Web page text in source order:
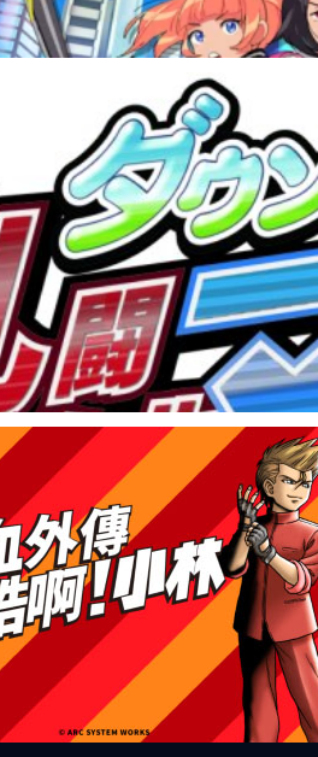
เปิดตัว Downtown
ภาคใหม่จากซีรีส์
ปิดตัว Downtown Rantou
kun
ago
เเอบไปขอเรทติ้งในประเ
Kobayashi-san คาดภาคใ
อบไปขอเรทติ้งในประเทศใต้หวัน ในชื่
าคใหม่จาก Kunio-kun
days ago